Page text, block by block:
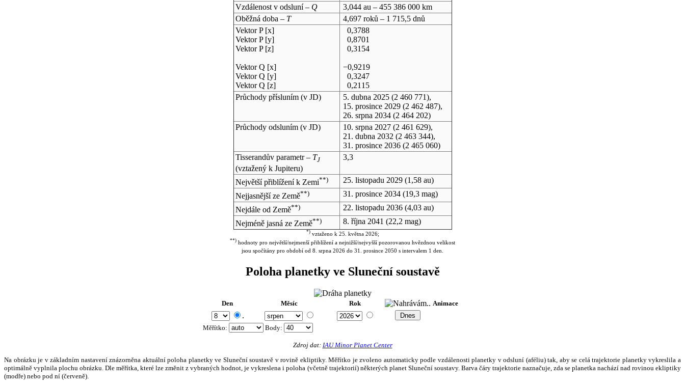
Vzdálenost v odsluní – Q
3,044 au – 455 386 000 km
Oběžná doba – T
4,697 roků – 1 715,5 dnů
Vektor P [x]
Vektor P [y]
Vektor P [z]
Vektor Q [x]
Vektor Q [y]
Vektor Q [z]
0,3788
0,8701
0,3154
−0,9219
0,3247
0,2115
Průchody přísluním (v JD) 5. dubna 2025(2 460 771),
15. prosince 2029(2 462 487),
26. srpna 2034(2 464 202)
Průchody odsluním (v JD) 10. srpna 2027(2 461 629),
21. dubna 2032 (2 463 344),
31. prosince 2036(2 465 060)
Tisserandův parametr – TJ
(vztažený k Jupiteru)
3,3
Největší přiblížení k Zemi**) 25. listopadu 2029(1,58 au)
Nejjasnější ze Země**) 31. prosince 2034(19,3 mag)
Nejdále od Země**) 22. listopadu 2036(4,03 au)
Nejméně jasná ze Země**) 8. října 2041 (22,2 mag)
*)vztaženo k 25. května 2026;
**) hodnoty pro největší/nejmenší přiblížení a nejnižší/nejvyšší pozorovanou hvězdnou velikost
jsou spočítány pro období od 8. srpna 2026 do 31. prosince 2050 s intervalem 1 den.
Poloha planetky ve Sluneční soustavě
Den Měsíc Rok Animace
.
Měřítko: Body:
Zdroj dat: IAU Minor Planet Center
Na obrázku je v základním nastavení znázorněna aktuální poloha planetky ve Sluneční soustavě v rovině ekliptiky. Měřítko je zvoleno automaticky podle vzdálenosti planetky v odsluní (aféliu) tak, aby se celá trajektorie planetky vykreslila a
optimálně vyplnila plochu obrázku. Dle měřítka, které lze změnit z vybraných hodnot, je vykreslena i poloha (včetně trajektorií) některých planet Sluneční soustavy. Barva čáry trajektorie naznačuje, zda se planetka nachází nad rovinou ekliptiky
(modře) nebo pod ní (červeně).